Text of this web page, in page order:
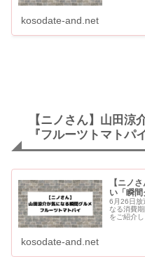
kosodate-and.net
【ニノさん】山田涼
『フルーツトマトパイ
【ニノ
い「瞬
6月26日放
なる消費
をご紹介します。 フルーツトマト
kosodate-and.net